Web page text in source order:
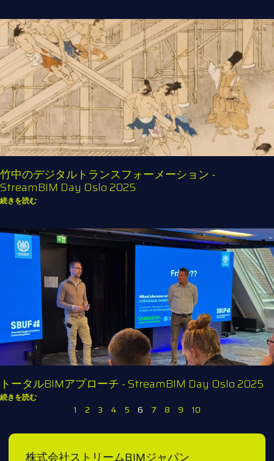
竹中のデジタルトランスフォーメーション -
StreamBIM Day Oslo 2025
続きを読む
トータルBIMアプローチ - StreamBIM Day Oslo 2025
続きを読む
1 2 3 4 5 6 7 8 9 10
株式会社ストリームBIMジャパン